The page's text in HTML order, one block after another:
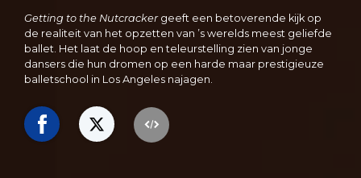
Getting to the Nutcrackergeeft een betoverende kijk op
de realiteit van het opzetten van ’s werelds meest geliefde
ballet. Het laat de hoop en teleurstelling zien van jonge
dansers die hun dromen op een harde maar prestigieuze
balletschool in Los Angeles najagen.